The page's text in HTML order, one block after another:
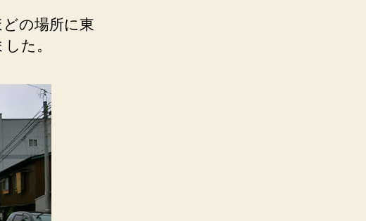
の場所に東
た。